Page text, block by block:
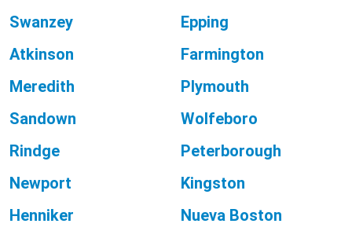
Swanzey
Epping
Atkinson
Farmington
Meredith
Plymouth
Sandown
Wolfeboro
Rindge
Peterborough
Newport
Kingston
Henniker
Nueva Boston